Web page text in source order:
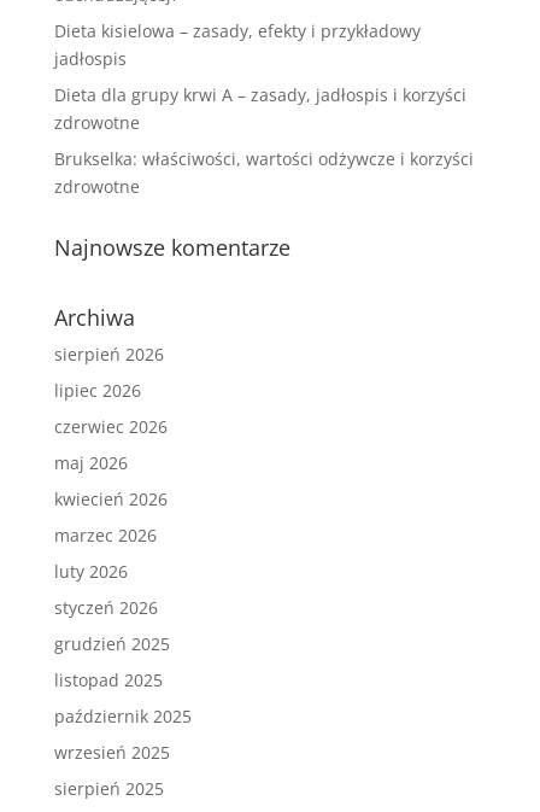
Dieta kisielowa – zasady, efekty i przykładowy
jadłospis
Dieta dla grupy krwi A – zasady, jadłospis i korzyści
zdrowotne
Brukselka: właściwości, wartości odżywcze i korzyści
zdrowotne
Najnowsze komentarze
Archiwa
sierpień 2026
lipiec 2026
czerwiec 2026
maj 2026
kwiecień 2026
marzec 2026
luty 2026
styczeń 2026
grudzień 2025
listopad 2025
październik 2025
wrzesień 2025
sierpień 2025